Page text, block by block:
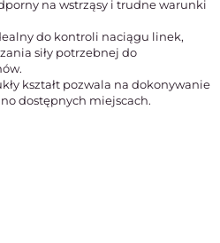
na wstrząsy i trudne warunki
do kontroli naciągu linek,
siły potrzebnej do
kształt pozwala na dokonywanie
dostępnych miejscach.